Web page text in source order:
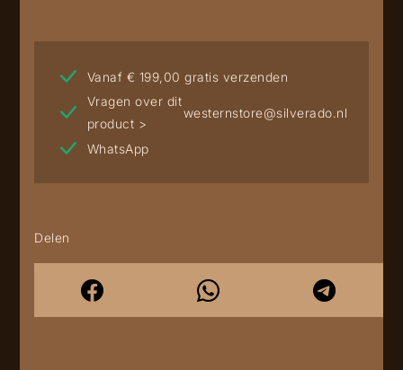
Vanaf € 199,00 gratis verzenden
Vragen over dit
product >
westernstore@silverado.nl
WhatsApp
Delen